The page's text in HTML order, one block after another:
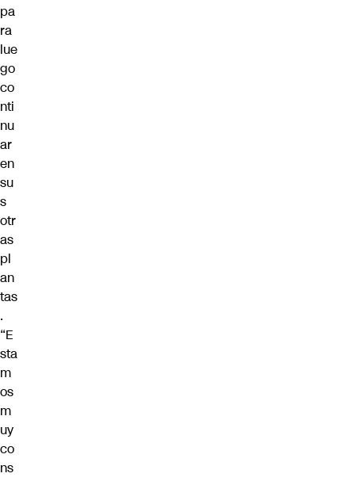
pa
ra
lue
go
co
nti
nu
ar
en
su
s
otr
as
pl
an
tas
.
“E
sta
m
os
m
uy
co
ns